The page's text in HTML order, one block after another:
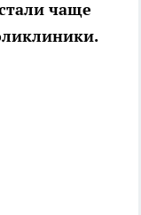
чаще